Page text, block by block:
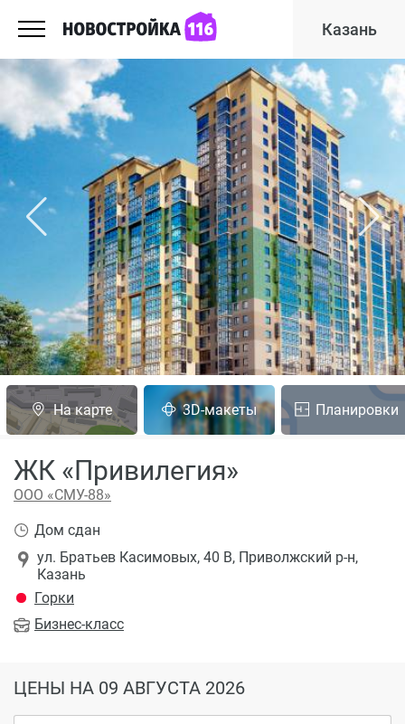
Казань
На карте 3D-макеты Планировки
ЖК «Привилегия»
ООО «СМУ-88»
Бизнес-класс
ул. Братьев Касимовых, 40 В, Приволжский р-н,
Казань
Горки
Дом сдан
ЦЕНЫ НА 09 АВГУСТА 2026